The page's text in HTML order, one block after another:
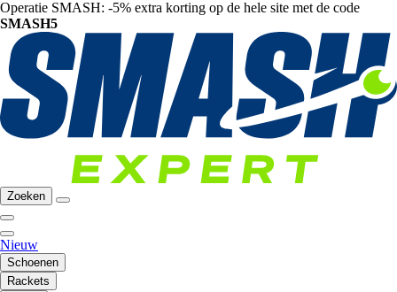
Operatie SMASH: -5% extra korting op de hele site met de code
SMASH5
Zoeken
Nieuw
Schoenen
Rackets